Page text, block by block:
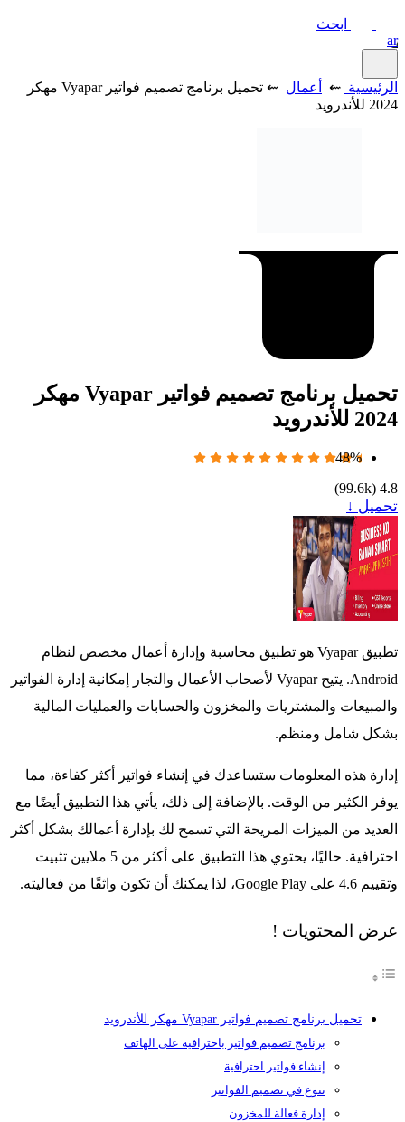
ابحث
ar
الرئيسية ⇜ أعمال
⇜ تحميل برنامج تصميم فواتير Vyapar مهكر
2024 للأندرويد
تحميل برنامج تصميم فواتير Vyapar مهكر
2024 للأندرويد
48%
4.8
(
99.6k
)
تحميل ↓
تطبيق Vyapar هو تطبيق محاسبة وإدارة أعمال مخصص لنظام
Android. يتيح Vyapar لأصحاب الأعمال والتجار إمكانية إدارة الفواتير
والمبيعات والمشتريات والمخزون والحسابات والعمليات المالية
بشكل شامل ومنظم.
إدارة هذه المعلومات ستساعدك في إنشاء فواتير أكثر كفاءة، مما
يوفر الكثير من الوقت. بالإضافة إلى ذلك، يأتي هذا التطبيق أيضًا مع
العديد من الميزات المريحة التي تسمح لك بإدارة أعمالك بشكل أكثر
احترافية. حاليًا، يحتوي هذا التطبيق على أكثر من 5 ملايين تثبيت
وتقييم 4.6 على Google Play، لذا يمكنك أن تكون واثقًا من فعاليته.
عرض المحتويات !
تحميل برنامج تصميم فواتير Vyapar مهكر للأندرويد
برنامج تصميم فواتير باحترافية على الهاتف
إنشاء فواتير احترافية
تنوع في تصميم الفواتير
إدارة فعالة للمخزون